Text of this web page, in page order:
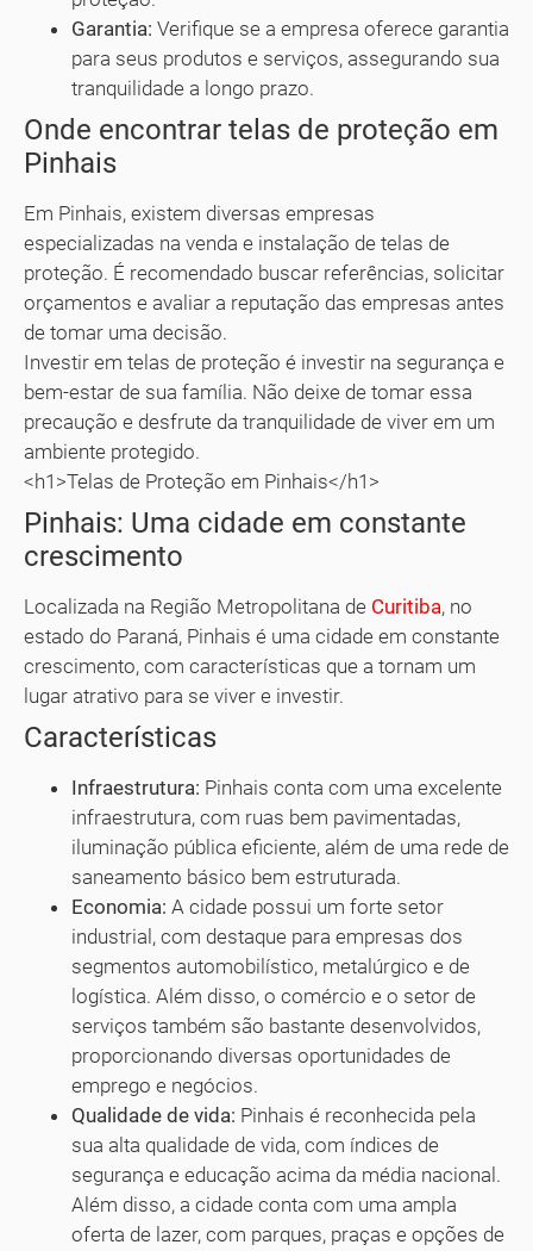
Garantia: Verifique se a empresa oferece garantia
para seus produtos e serviços, assegurando sua
tranquilidade a longo prazo.
Onde encontrar telas de proteção em
Pinhais
Em Pinhais, existem diversas empresas
especializadas na venda e instalação de telas de
proteção. É recomendado buscar referências, solicitar
orçamentos e avaliar a reputação das empresas antes
de tomar uma decisão.
Investir em telas de proteção é investir na segurança e
bem-estar de sua família. Não deixe de tomar essa
precaução e desfrute da tranquilidade de viver em um
ambiente protegido.
<h1>Telas de Proteção em Pinhais</h1>
Pinhais: Uma cidade em constante
crescimento
Localizada na Região Metropolitana de Curitiba, no
estado do Paraná, Pinhais é uma cidade em constante
crescimento, com características que a tornam um
lugar atrativo para se viver e investir.
Características
Infraestrutura: Pinhais conta com uma excelente
infraestrutura, com ruas bem pavimentadas,
iluminação pública eficiente, além de uma rede de
saneamento básico bem estruturada.
Economia: A cidade possui um forte setor
industrial, com destaque para empresas dos
segmentos automobilístico, metalúrgico e de
logística. Além disso, o comércio e o setor de
serviços também são bastante desenvolvidos,
proporcionando diversas oportunidades de
emprego e negócios.
Qualidade de vida: Pinhais é reconhecida pela
sua alta qualidade de vida, com índices de
segurança e educação acima da média nacional.
Além disso, a cidade conta com uma ampla
oferta de lazer, com parques, praças e opções de